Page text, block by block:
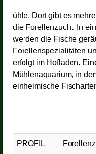
l
e
-
O
r
l
a
s
s
W
e
b
s
i
t
ühle. Dort gibt es
die Forellen­zucht. In
werden die Fische
Forellenspezialitäten
erfolgt im Hofladen.
Mühlenaquarium, in
einheimische
PROFIL